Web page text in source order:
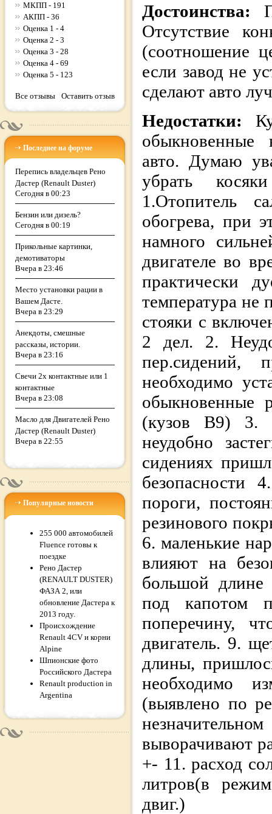
МКПП - 191
АКПП - 36
Оценка 1 - 4
Оценка 2 - 3
Оценка 3 - 28
Оценка 4 - 69
Оценка 5 - 123
Все отзывы Оставить отзыв
Последнее на форуме
Перепись владельцев Рено
Дастер (Renault Duster)
Сегодня в 00:23
Бензин или дизель?
Сегодня в 00:19
Прикольные картинки,
демотиваторы
Вчера в 23:46
Место установки рации в
Вашем Дасте.
Вчера в 23:29
Анекдоты, смешные
рассказы, истории.
Вчера в 23:16
Свечи 2х контактные или 1
контактные
Вчера в 23:08
Масло для Двигателей Рено
Дастер (Renault Duster)
Вчера в 22:55
Популярные новости
255 000 автомобилей
Fluence готовы к
поездке
Рено Дастер
(RENAULT DUSTER)
ФАЗА 2, или
обновление Дастера к
2013 году.
Происхождение
Renault 4CV и корни
Alpine
Шпионские фото
Российского Дастера
Renault production in
Argentina
Достоинства:
Отсутствие
(соотношение
если завод не
сделают авто
Недостатки:
обыкновенные
авто. Думаю
убрать
1.Отопитель
обогрева, при
намного
двигателе во
практически
температура не
стояки с
2 дел. 2.
пер.сидений,
необходимо
обыкновенные
(кузов В9) 3.
неудобно
сидениях
пороги,
резинового
6. маленькие
влияют на
большой
под капотом
поперечину,
двигатель. 9.
длины,
необходимо
(выявлено по
выворачивают
+- 11. расход
литров(в
двиг.)